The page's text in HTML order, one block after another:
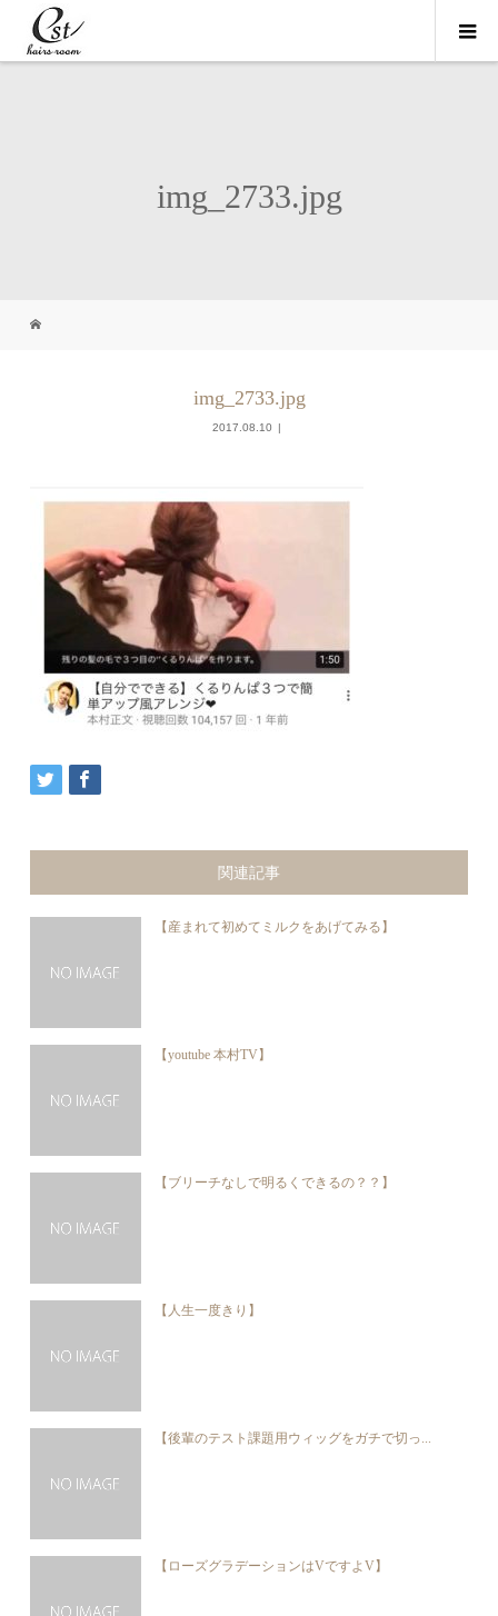
img_2733.jpg
img_2733.jpg
2017.08.10
関連記事
【産まれて初めてミルクをあげてみる】
【youtube 本村TV】
【ブリーチなしで明るくできるの？？】
【人生一度きり】
【後輩のテスト課題用ウィッグをガチで切っ...
【ローズグラデーションはVですよV】